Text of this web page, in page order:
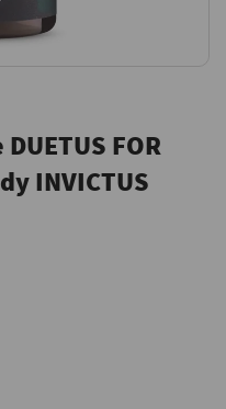
FOR
INVICTUS